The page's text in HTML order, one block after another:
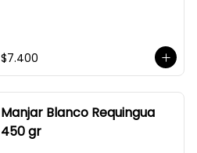
$7.400
Manjar Blanco Requingua
450 gr